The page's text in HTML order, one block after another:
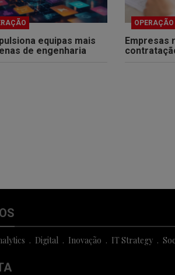
equipas mais
de engenharia
OPERAÇÃO
Empresas
Digital Inovação IT Strategy